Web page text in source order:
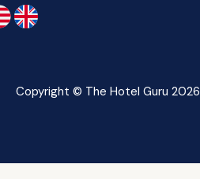
Copyright © The Hotel Guru 2026